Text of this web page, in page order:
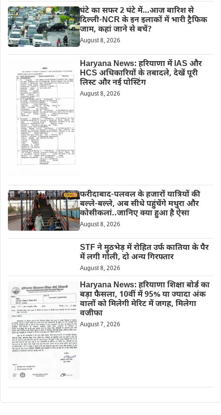
घंटे का सफर 2 घंटे में…आज बारिश से
दिल्ली-NCR के इन इलाकों में भारी ट्रैफिक
जाम, कहां जाने से बचें?
August 8, 2026
Haryana News: हरियाणा में IAS और
HCS अधिकारियों के तबादले, देखें पूरी
लिस्ट और नई पोस्टिंग
August 8, 2026
फरीदाबाद-पलवल के हजारों यात्रियों की
बल्ले-बल्ले, अब सीधे पहुंचेंगे मथुरा और
कोसीकलां..जानिए क्या हुआ है ऐसा
August 8, 2026
STF ने मुठभेड़ में रोहित उर्फ कातिया के पैर
में लगी गोली, दो अन्य गिरफ्तार
August 8, 2026
Haryana News: हरियाणा शिक्षा बोर्ड का
बड़ा फैसला, 10वीं में 95% या ज्यादा अंक
वालों को मिलेगी मेरिट में जगह, मिलेगा
वजीफा
August 7, 2026